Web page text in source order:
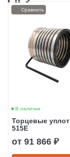
В наличии
Торцевые
515Е
от 91 866 ₽
Сравнить